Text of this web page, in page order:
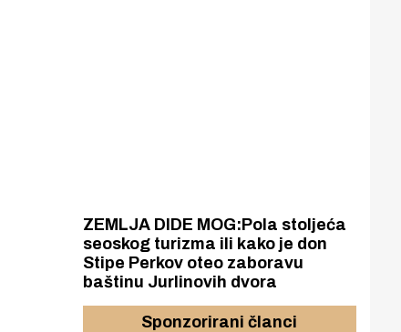
ZEMLJA DIDE MOG:Pola stoljeća
seoskog turizma ili kako je don
Stipe Perkov oteo zaboravu
baštinu Jurlinovih dvora
Sponzorirani članci